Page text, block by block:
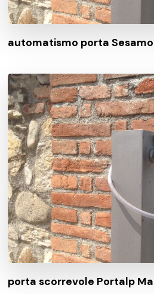
automatismo porta
porta scorrevole Portalp